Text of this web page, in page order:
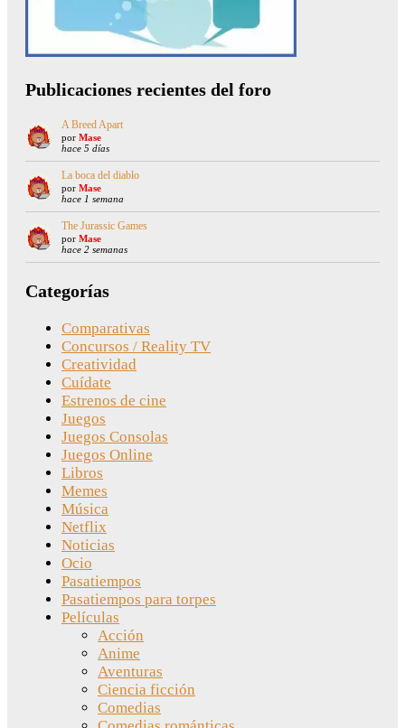
Publicaciones recientes del foro
A Breed Apart
por Mase
hace 5 días
La boca del diablo
por Mase
hace 1 semana
The Jurassic Games
por Mase
hace 2 semanas
Categorías
Comparativas
Concursos / Reality TV
Creatividad
Cuídate
Estrenos de cine
Juegos
Juegos Consolas
Juegos Online
Libros
Memes
Música
Netflix
Noticias
Ocio
Pasatiempos
Pasatiempos para torpes
Películas
Acción
Anime
Aventuras
Ciencia ficción
Comedias